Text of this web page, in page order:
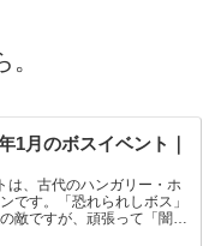
1月のボスイベント｜
は、古代のハンガリー・ホ
です。「恐れられしボス」
敵ですが、頑張って「闇の